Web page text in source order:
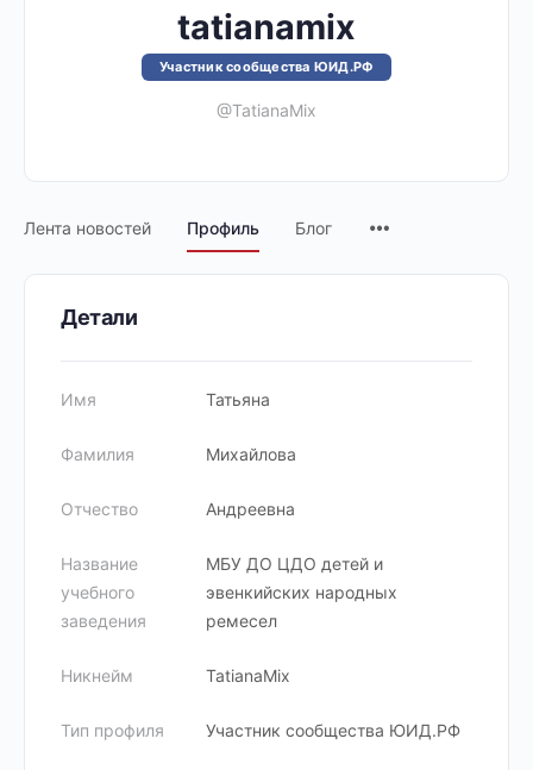
tatianamix
Участник сообщества ЮИД.РФ
@TatianaMix
Лента новостей Профиль Блог
Детали
Имя Татьяна
Фамилия Михайлова
Отчество Андреевна
Название
учебного
заведения
МБУ ДО ЦДО детей и
эвенкийских народных
ремесел
Никнейм TatianaMix
Тип профиля Участник сообщества ЮИД.РФ